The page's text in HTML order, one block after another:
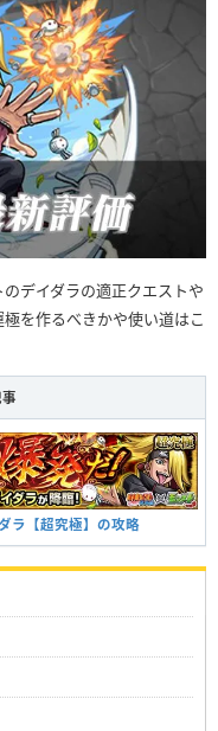
デイダラの適正クエストや
を作るべきかや使い道はこ
ラ【超究極】の攻略